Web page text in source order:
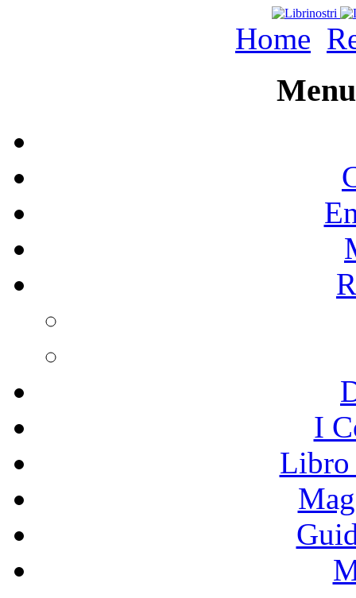
Home
I
Libro